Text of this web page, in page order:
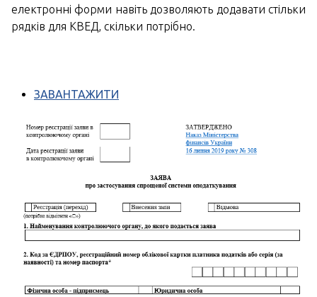
електронні форми навіть дозволяють додавати стільки
рядків для КВЕД, скільки потрібно.
ЗАВАНТАЖИТИ